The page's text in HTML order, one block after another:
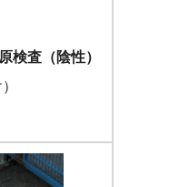
検査（陰性）